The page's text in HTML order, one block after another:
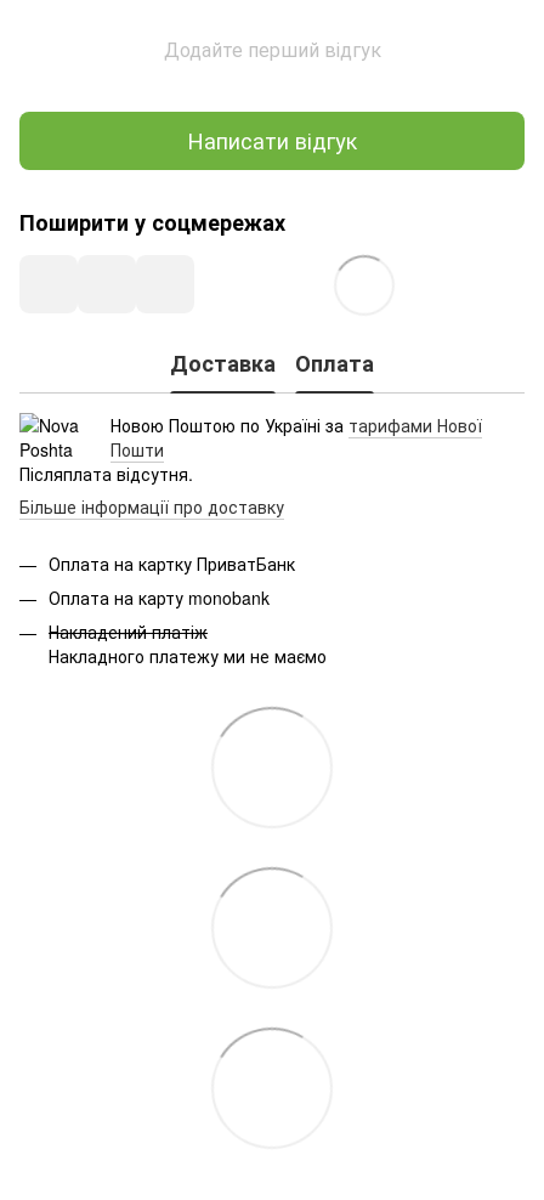
Додайте перший відгук
Написати відгук
Поширити у соцмережах
Доставка Оплата
Новою Поштою по Україні за тарифами Нової
Пошти
Післяплата відсутня.
Більше інформації про доставку
Оплата на картку ПриватБанк
Оплата на карту monobank
Накладений платіж
Накладного платежу ми не маємо